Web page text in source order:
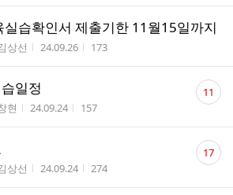
습확인서 제출기한 11월15일까지
성자
상선 작성시간
24.09.26 조회수
173
일정
성자
현 작성시간
24.09.24 조회수
157
댓
글11
성자
상선 작성시간
24.09.24 조회수
274
댓
글17